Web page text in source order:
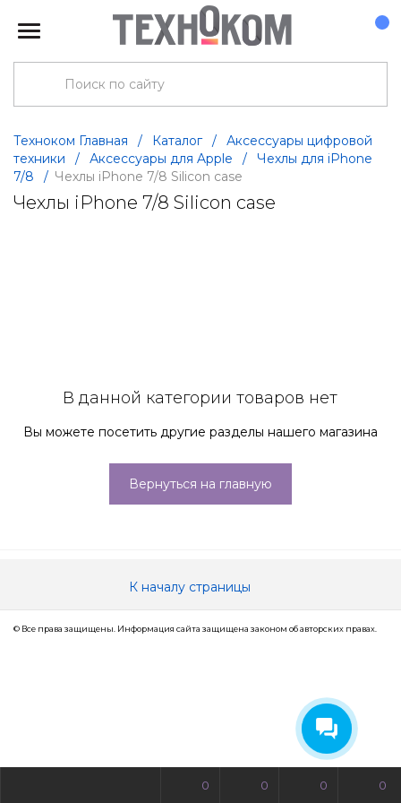
0 0 0 0
Техноком Главная / Каталог /
Аксессуары цифровой
техники
/ Аксессуары для Apple /
Чехлы для iPhone
7/8
/ Чехлы iPhone 7/8 Silicon case
Чехлы iPhone 7/8 Silicon case
В данной категории товаров нет
Вы можете посетить другие разделы нашего магазина
Вернуться на главную
К началу страницы
© Все права защищены. Информация сайта защищена законом об авторских правах.